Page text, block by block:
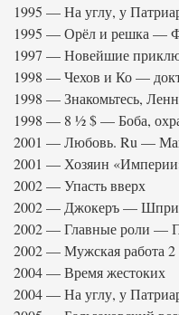
1995 — На углу, у
1995 — Орёл и решка —
1997 — Новейшие
1998 — Чехов и Ко —
1998 — Знакомьтесь,
1998 — 8 ½ $ — Боба,
2001 — Любовь. Ru —
2001 — Хозяин
2002 — Упасть вверх
2002 — Джокеръ —
2002 — Главные роли —
2002 — Мужская работа
2004 — Время жестоких
2004 — На углу, у